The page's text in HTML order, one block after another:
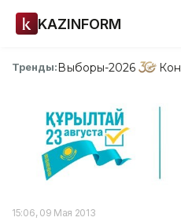
KAZINFORM
Тренды:Выборы-2026
15:06, 09 Мая 2013